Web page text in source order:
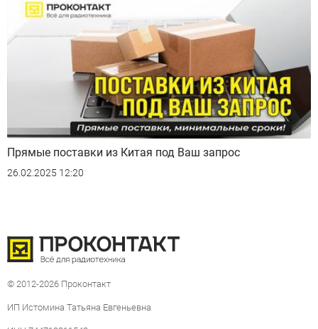
Прямые поставки из Китая под Ваш запрос
26.02.2025 12:20
© 2012-2026 Проконтакт
ИП Истомина Татьяна Евгеньевна